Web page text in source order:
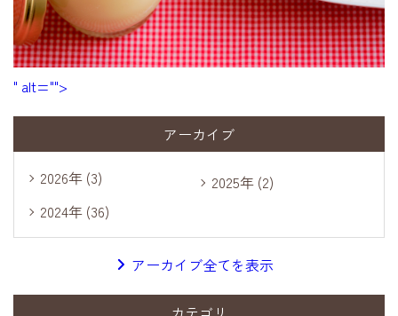
" alt="">
アーカイブ
2026年 (3)
2025年 (2)
2024年 (36)
アーカイブ全てを表示